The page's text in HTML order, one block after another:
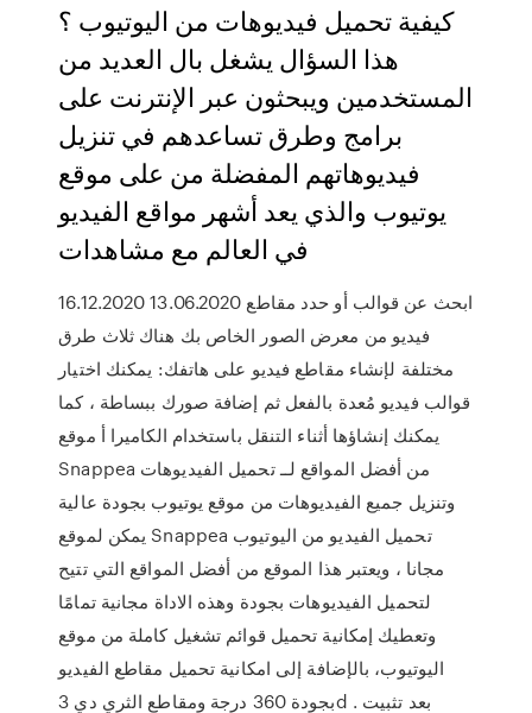
كيفية تحميل فيديوهات من اليوتيوب ؟
هذا السؤال يشغل بال العديد من
المستخدمين ويبحثون عبر الإنترنت على
برامج وطرق تساعدهم في تنزيل
فيديوهاتهم المفضلة من على موقع
يوتيوب والذي يعد أشهر مواقع الفيديو
في العالم مع مشاهدات
16.12.2020 13.06.2020 ابحث عن قوالب أو حدد مقاطع
فيديو من معرض الصور الخاص بك هناك ثلاث طرق
مختلفة لإنشاء مقاطع فيديو على هاتفك: يمكنك اختيار
قوالب فيديو مُعدة بالفعل ثم إضافة صورك ببساطة ، كما
يمكنك إنشاؤها أثناء التنقل باستخدام الكاميرا أ موقع
Snappea من أفضل المواقع لــ تحميل الفيديوهات
وتنزيل جميع الفيديوهات من موقع يوتيوب بجودة عالية
يمكن لموقع Snappea تحميل الفيديو من اليوتيوب
مجانا ، ويعتبر هذا الموقع من أفضل المواقع التي تتيح
لتحميل الفيديوهات بجودة وهذه الاداة مجانية تمامًا
وتعطيك إمكانية تحميل قوائم تشغيل كاملة من موقع
اليوتيوب، بالإضافة إلى امكانية تحميل مقاطع الفيديو
بجودة 360 درجة ومقاطع الثري دي 3d . بعد تثبيت